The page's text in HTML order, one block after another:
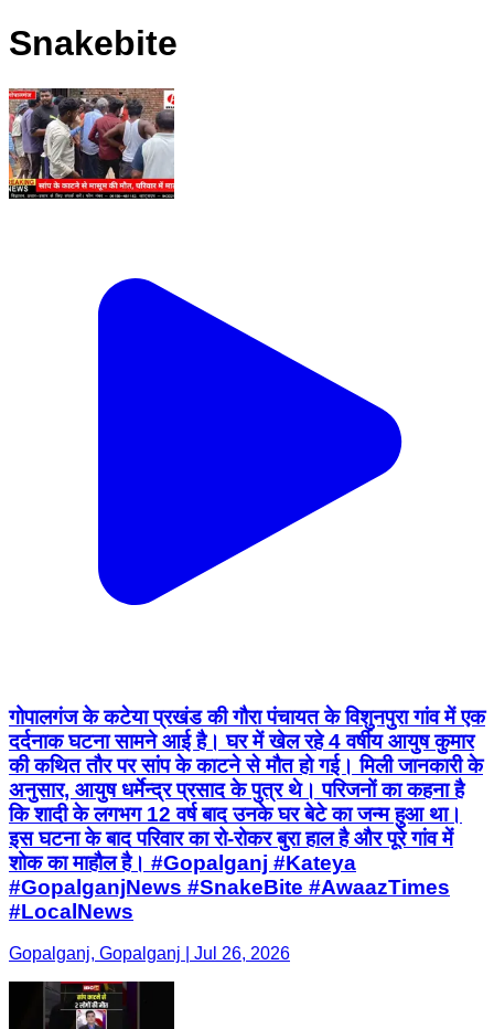
Snakebite
गोपालगंज के कटेया प्रखंड की गौरा पंचायत के विशुनपुरा गांव में एक
दर्दनाक घटना सामने आई है। घर में खेल रहे 4 वर्षीय आयुष कुमार
की कथित तौर पर सांप के काटने से मौत हो गई। मिली जानकारी के
अनुसार, आयुष धर्मेन्द्र प्रसाद के पुत्र थे। परिजनों का कहना है
कि शादी के लगभग 12 वर्ष बाद उनके घर बेटे का जन्म हुआ था।
इस घटना के बाद परिवार का रो-रोकर बुरा हाल है और पूरे गांव में
शोक का माहौल है। #Gopalganj #Kateya
#GopalganjNews #SnakeBite #AwaazTimes
#LocalNews
Gopalganj, Gopalganj | Jul 26, 2026